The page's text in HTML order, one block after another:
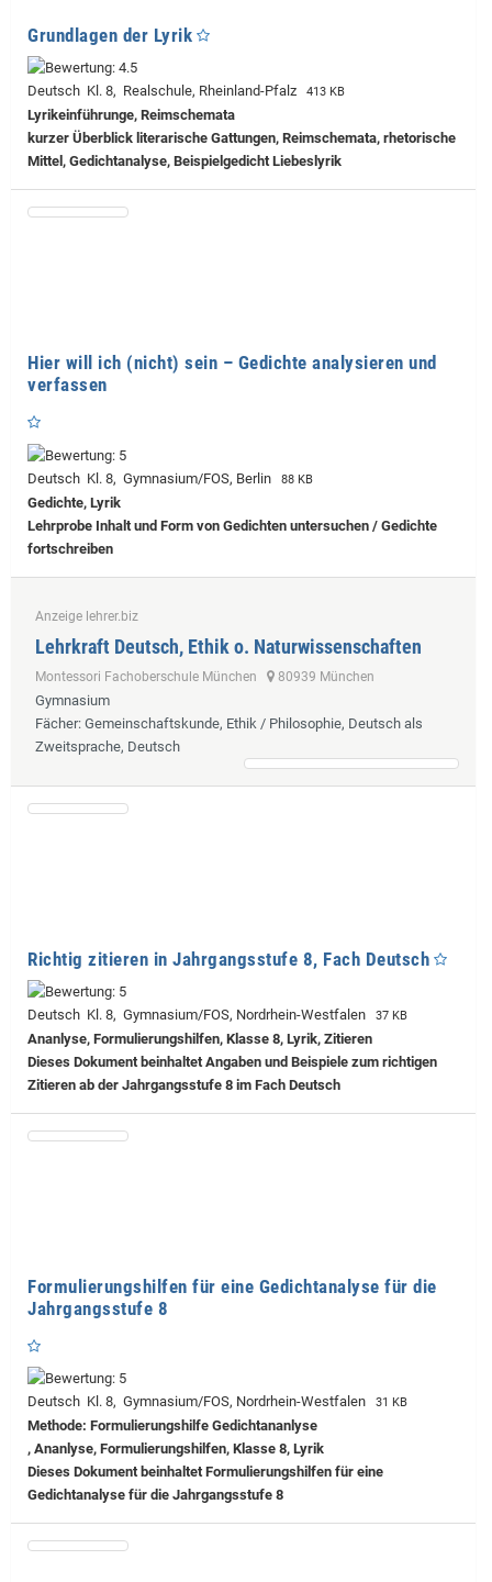
Grundlagen der Lyrik
Deutsch Kl. 8, Realschule, Rheinland-Pfalz 413 KB
Lyrikeinführunge, Reimschemata
kurzer Überblick literarische Gattungen, Reimschemata, rhetorische
Mittel, Gedichtanalyse, Beispielgedicht Liebeslyrik
Hier will ich (nicht) sein – Gedichte analysieren und
verfassen
Deutsch Kl. 8, Gymnasium/FOS, Berlin 88 KB
Gedichte, Lyrik
Lehrprobe Inhalt und Form von Gedichten untersuchen / Gedichte
fortschreiben
Anzeige lehrer.biz
Lehrkraft Deutsch, Ethik o. Naturwissenschaften
Montessori Fachoberschule München 80939 München
Gymnasium
Fächer: Gemeinschaftskunde, Ethik / Philosophie, Deutsch als
Zweitsprache, Deutsch
Richtig zitieren in Jahrgangsstufe 8, Fach Deutsch
Deutsch Kl. 8, Gymnasium/FOS, Nordrhein-Westfalen 37 KB
Ananlyse, Formulierungshilfen, Klasse 8, Lyrik, Zitieren
Dieses Dokument beinhaltet Angaben und Beispiele zum richtigen
Zitieren ab der Jahrgangsstufe 8 im Fach Deutsch
Formulierungshilfen für eine Gedichtanalyse für die
Jahrgangsstufe 8
Deutsch Kl. 8, Gymnasium/FOS, Nordrhein-Westfalen 31 KB
Methode: Formulierungshilfe Gedichtananlyse
, Ananlyse, Formulierungshilfen, Klasse 8, Lyrik
Dieses Dokument beinhaltet Formulierungshilfen für eine
Gedichtanalyse für die Jahrgangsstufe 8